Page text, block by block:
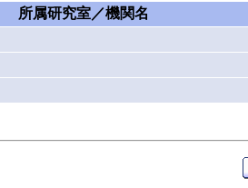
所属研究室／機関名